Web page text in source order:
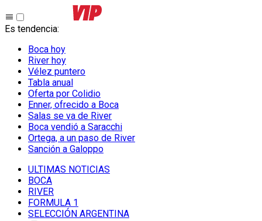
Es tendencia:
Boca hoy
River hoy
Vélez puntero
Tabla anual
Oferta por Colidio
Enner, ofrecido a Boca
Salas se va de River
Boca vendió a Saracchi
Ortega, a un paso de River
Sanción a Galoppo
ULTIMAS NOTICIAS
BOCA
RIVER
FORMULA 1
SELECCIÓN ARGENTINA